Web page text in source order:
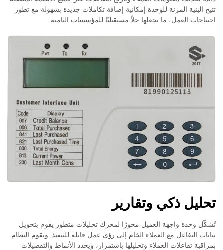
تتيح البنية المرنة للوحدة إمكانية إضافة تكاملات جديدة بسهولة مع تطور
احتياجات العمل، ما يجعلها حلاً مستقبليًا للمؤسسات النامية.
تحليل ذكي وتقارير
تُشكّل وحدة واجهة العميل محورًا لمحرك تحليلات متطور يقوم بتحويل
بيانات التفاعل مع العملاء الخام إلى رؤى عمل قابلة للتنفيذ. ويقوم النظام
بمراقبة تفاعلات العملاء وتحليلها باستمرار، ويحدد الأنماط والتفضيلات